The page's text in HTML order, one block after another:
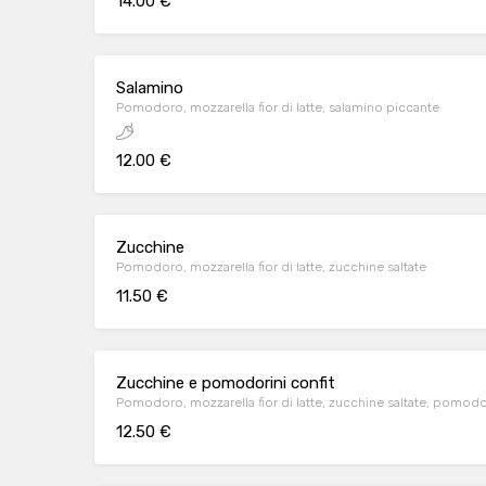
Salamino
Pomodoro, mozzarella fior di latte, salamino piccante
12.00 €
Zucchine
Pomodoro, mozzarella fior di latte, zucchine saltate
11.50 €
Zucchine e pomodorini confit
Pomodoro, mozzarella fior di latte, zucchine saltate,
12.50 €